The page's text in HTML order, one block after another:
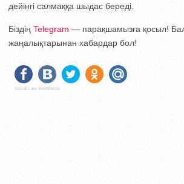
дейінгі салмаққа шыдас береді.
Біздің Telegram — парақшамызға қосыл!
жаңалықтарынан хабардар бол!
Social Like WordPress